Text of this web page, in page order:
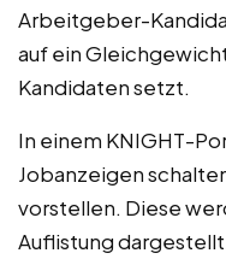
Arbeitgeber-
auf ein
Kandidaten setzt.
In einem KNIGHT-
Jobanzeigen
vorstellen. Diese
Auflistung